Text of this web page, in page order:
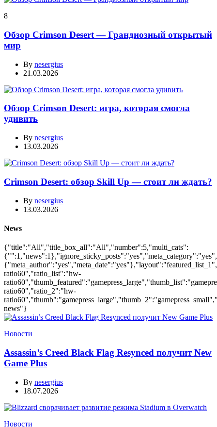
8
Обзор Crimson Desert — Грандиозный открытый
мир
By nesergius
21.03.2026
Обзор Crimson Desert: игра, которая смогла
удивить
By nesergius
13.03.2026
Crimson Desert: обзор Skill Up — стоит ли ждать?
By nesergius
13.03.2026
News
{"title":"All","title_box_all":"All","number":5,"multi_cats":
ratio60","ratio_list":"hw-
ratio60","ratio_2":"hw-
news"}
Новости
Assassin’s Creed Black Flag Resynced получит New
Game Plus
By nesergius
18.07.2026
Новости